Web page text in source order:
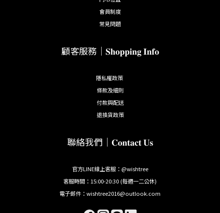
會員制度
常見問題
顧客服務｜𝐒𝐡𝐨𝐩𝐩𝐢𝐧𝐠 𝐈𝐧𝐟𝐨
隱私權政策
條款及細則
付款與配送
退換貨政策
聯絡我們｜𝐂𝐨𝐧𝐭𝐚𝐜𝐭 𝐔𝐬
官方LINE線上客服：@wishtree
客服時間：15:00-20:30 (每週一二公休)
電子郵件：wishtree2016@outlook.com